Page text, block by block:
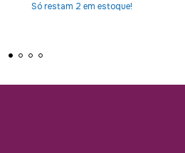
Só restam 2 em estoque!